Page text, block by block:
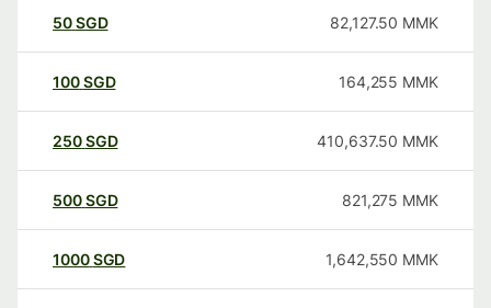
50SGD 82,127.50 MMK
100SGD 164,255 MMK
250SGD 410,637.50 MMK
500SGD 821,275 MMK
1000SGD 1,642,550 MMK